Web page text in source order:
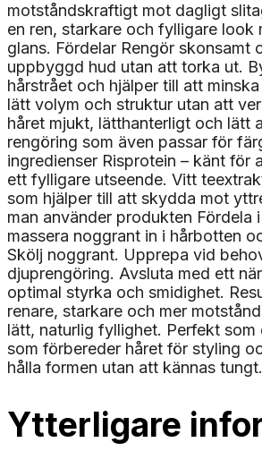
motståndskraftigt mot dagligt
en ren, starkare och fylligare look
glans. Fördelar Rengör skonsamt
uppbyggd hud utan att torka ut.
hårstrået och hjälper till att
lätt volym och struktur utan att
håret mjukt, lätthanterligt och lätt
rengöring som även passar för
ingredienser Risprotein – känt för
ett fylligare utseende. Vitt
som hjälper till att skydda mot
man använder produkten Fördela
massera noggrant in i hårbotten
Skölj noggrant. Upprepa vid
djuprengöring. Avsluta med ett
optimal styrka och smidighet.
renare, starkare och mer
lätt, naturlig fyllighet. Perfekt som
som förbereder håret för styling
hålla formen utan att kännas tungt.
Ytterligare